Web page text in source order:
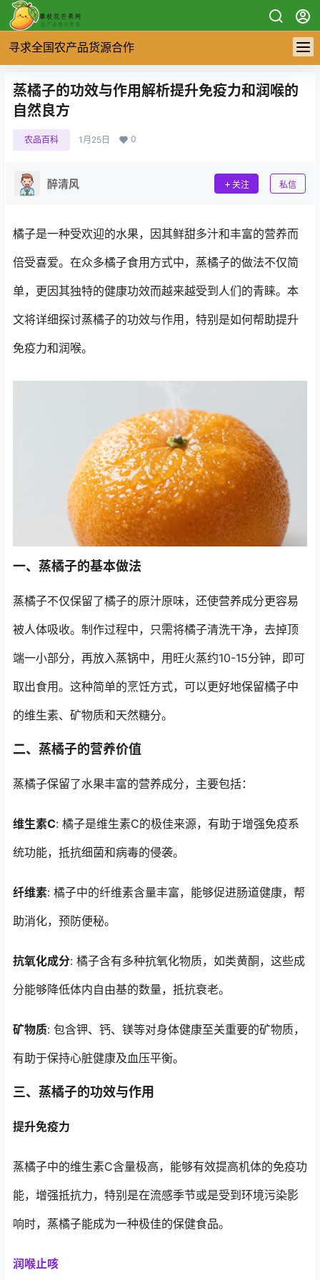
寻求全国农产品货源合作
蒸橘子的功效与作用解析提升免疫力和润喉的
自然良方
农品百科 1月25日 0
醉清风 关注 私信
橘子是一种受欢迎的水果，因其鲜甜多汁和丰富的营养而
倍受喜爱。在众多橘子食用方式中，蒸橘子的做法不仅简
单，更因其独特的健康功效而越来越受到人们的青睐。本
文将详细探讨蒸橘子的功效与作用，特别是如何帮助提升
免疫力和润喉。
一、蒸橘子的基本做法
蒸橘子不仅保留了橘子的原汁原味，还使营养成分更容易
被人体吸收。制作过程中，只需将橘子清洗干净，去掉顶
端一小部分，再放入蒸锅中，用旺火蒸约10-15分钟，即可
取出食用。这种简单的烹饪方式，可以更好地保留橘子中
的维生素、矿物质和天然糖分。
二、蒸橘子的营养价值
蒸橘子保留了水果丰富的营养成分，主要包括：
维生素C: 橘子是维生素C的极佳来源，有助于增强免疫系
统功能，抵抗细菌和病毒的侵袭。
纤维素: 橘子中的纤维素含量丰富，能够促进肠道健康，帮
助消化，预防便秘。
抗氧化成分: 橘子含有多种抗氧化物质，如类黄酮，这些成
分能够降低体内自由基的数量，抵抗衰老。
矿物质: 包含钾、钙、镁等对身体健康至关重要的矿物质，
有助于保持心脏健康及血压平衡。
三、蒸橘子的功效与作用
提升免疫力
蒸橘子中的维生素C含量极高，能够有效提高机体的免疫功
能，增强抵抗力，特别是在流感季节或是受到环境污染影
响时，蒸橘子能成为一种极佳的保健食品。
润喉止咳